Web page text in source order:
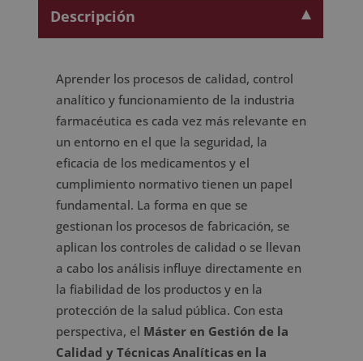
cantidad
Descripción
Aprender los procesos de calidad, control
analítico y funcionamiento de la industria
farmacéutica es cada vez más relevante en
un entorno en el que la seguridad, la
eficacia de los medicamentos y el
cumplimiento normativo tienen un papel
fundamental. La forma en que se
gestionan los procesos de fabricación, se
aplican los controles de calidad o se llevan
a cabo los análisis influye directamente en
la fiabilidad de los productos y en la
protección de la salud pública. Con esta
perspectiva, el Máster en Gestión de la
Calidad y Técnicas Analíticas en la